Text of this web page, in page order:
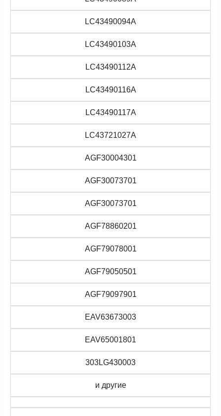
LC43490094A
LC43490103A
LC43490112A
LC43490116A
LC43490117A
LC43721027A
AGF30004301
AGF30073701
AGF30073701
AGF78860201
AGF79078001
AGF79050501
AGF79097901
EAV63673003
EAV65001801
303LG430003
и другие